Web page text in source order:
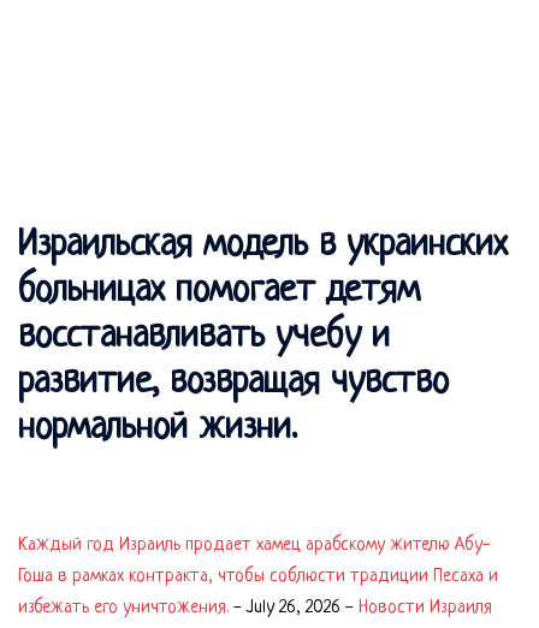
Израильская модель в украинских
больницах помогает детям
восстанавливать учебу и
развитие, возвращая чувство
нормальной жизни.
Каждый год Израиль продает хамец арабскому жителю Абу-
Гоша в рамках контракта, чтобы соблюсти традиции Песаха и
избежать его уничтожения. -July 26, 2026 - Новости Израиля